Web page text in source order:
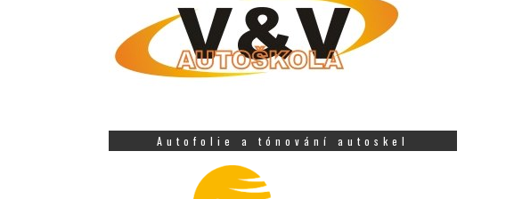
Autofolie a tónování autoskel